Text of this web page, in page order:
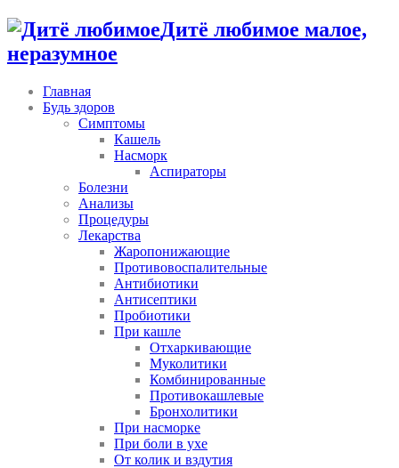
Дитё любимое малое,
неразумное
Главная
Будь здоров
Симптомы
Кашель
Насморк
Аспираторы
Болезни
Анализы
Процедуры
Лекарства
Жаропонижающие
Противовоспалительные
Антибиотики
Антисептики
Пробиотики
При кашле
Отхаркивающие
Муколитики
Комбинированные
Противокашлевые
Бронхолитики
При насморке
При боли в ухе
От колик и вздутия